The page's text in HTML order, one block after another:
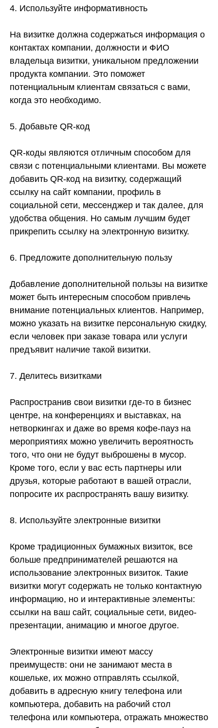
4. Используйте информативность
На визитке должна содержаться информация о
контактах компании, должности и ФИО
владельца визитки, уникальном предложении
продукта компании. Это поможет
потенциальным клиентам связаться с вами,
когда это необходимо.
5. Добавьте QR-код
QR-коды являются отличным способом для
связи с потенциальными клиентами. Вы можете
добавить QR-код на визитку, содержащий
ссылку на сайт компании, профиль в
социальной сети, мессенджер и так далее, для
удобства общения. Но самым лучшим будет
прикрепить ссылку на электронную визитку.
6. Предложите дополнительную пользу
Добавление дополнительной пользы на визитке
может быть интересным способом привлечь
внимание потенциальных клиентов. Например,
можно указать на визитке персональную скидку,
если человек при заказе товара или услуги
предъявит наличие такой визитки.
7. Делитесь визитками
Распространив свои визитки где-то в бизнес
центре, на конференциях и выставках, на
нетворкингах и даже во время кофе-пауз на
мероприятиях можно увеличить вероятность
того, что они не будут выброшены в мусор.
Кроме того, если у вас есть партнеры или
друзья, которые работают в вашей отрасли,
попросите их распространять вашу визитку.
8. Используйте электронные визитки
Кроме традиционных бумажных визиток, все
больше предпринимателей решаются на
использование электронных визиток. Такие
визитки могут содержать не только контактную
информацию, но и интерактивные элементы:
ссылки на ваш сайт, социальные сети, видео-
презентации, анимацию и многое другое.
Электронные визитки имеют массу
преимуществ: они не занимают места в
кошельке, их можно отправлять ссылкой,
добавить в адресную книгу телефона или
компьютера, добавить на рабочий стол
телефона или компьютера, отражать множество